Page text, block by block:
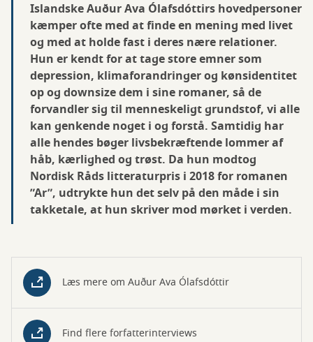
Islandske Auður Ava Ólafsdóttirs hovedpersoner
kæmper ofte med at finde en mening med livet
og med at holde fast i deres nære relationer.
Hun er kendt for at tage store emner som
depression, klimaforandringer og kønsidentitet
op og downsize dem i sine romaner, så de
forvandler sig til menneskeligt grundstof, vi alle
kan genkende noget i og forstå. Samtidig har
alle hendes bøger livsbekræftende lommer af
håb, kærlighed og trøst. Da hun modtog
Nordisk Råds litteraturpris i 2018 for romanen
”Ar”, udtrykte hun det selv på den måde i sin
takketale, at hun skriver mod mørket i verden.
Læs mere om Auður Ava Ólafsdóttir
Find flere forfatterinterviews